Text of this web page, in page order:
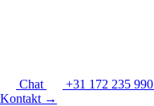
Chat +31 172 235 990
Kontakt →